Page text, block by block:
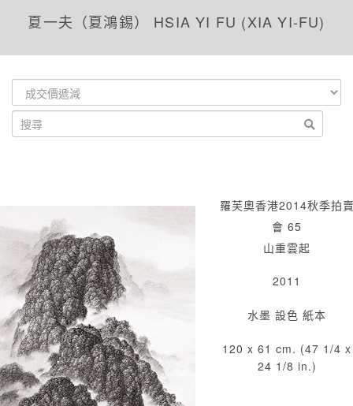
夏一夫（夏鴻錫） HSIA YI FU (XIA YI-FU)
羅芙奧香港2014秋季拍
會 65
山重雲起
2011
水墨 設色 紙本
120 x 61 cm. (47 1/4 x
24 1/8 in.)